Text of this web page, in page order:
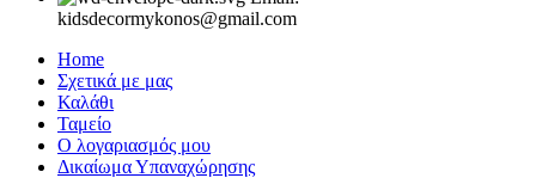
kidsdecormykonos@gmail.com
Home
Σχετικά με μας
Καλάθι
Ταμείο
Ο λογαριασμός μου
Δικαίωμα Υπαναχώρησης